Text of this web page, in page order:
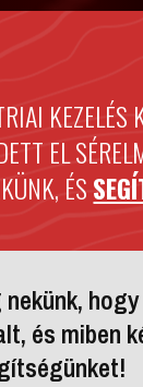
KEZELÉS
EL
ÉS
és miben